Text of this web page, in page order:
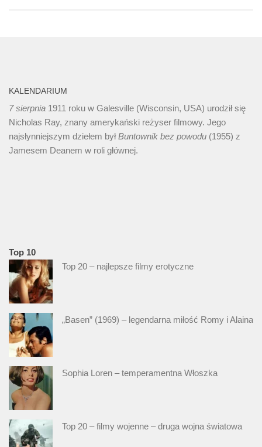
KALENDARIUM
7 sierpnia 1911 roku w Galesville (Wisconsin, USA) urodził się
Nicholas Ray, znany amerykański reżyser filmowy. Jego
najsłynniejszym dziełem byłBuntownik bez powodu (1955) z
Jamesem Deanem w roli głównej.
Top 10
Top 20 – najlepsze filmy erotyczne
„Basen” (1969) – legendarna miłość Romy i Alaina
Sophia Loren – temperamentna Włoszka
Top 20 – filmy wojenne – druga wojna światowa